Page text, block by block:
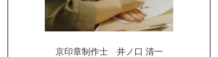
京印章制作士 井ノ口 清一